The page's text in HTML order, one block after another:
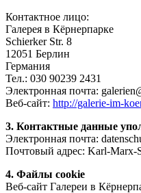
Контактное лицо:
Галерея в Кёрнерпарке
Schierker Str. 8
12051 Берлин
Германия
Тел.: 030 90239 2431
Электронная почта:
Веб-сайт: http://galerie-im-
3. Контактные данные
Электронная почта:
Почтовый адрес: Karl-Marx-
4. Файлы cookie
Веб-сайт Галереи в